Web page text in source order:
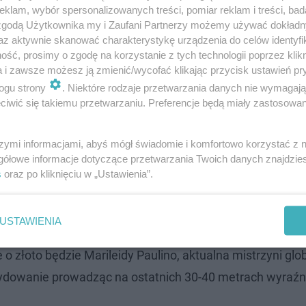
metrów?
400 metrów musi uzbroić się w cierpliwość. Nasza
w Tokio po wygranych eliminacjach pokazała
serii uzyskała czas 49,45 i wygrała półfinał. Z
plus dwie z najlepszymi czasami. O złoto
złoto będzie Marileidy Paulino, aktualna mistrzyni
prowadząc na ostatnich 30-40 metrach
wybór spersonalizowanych treści, pomiar reklam i treści,
Użytkownika my i Zaufani Partnerzy możemy używać
aktywnie skanować charakterystykę urządzenia do celów
prosimy o zgodę na korzystanie z tych technologii poprzez
i zawsze możesz ją zmienić/wycofać klikając przycisk ustawień
strony
. Niektóre rodzaje przetwarzania danych nie
się takiemu przetwarzaniu. Preferencje będą miały
informacjami, abyś mógł świadomie i komfortowo korzystać z
informacje dotyczące przetwarzania Twoich danych
oraz po kliknięciu w „Ustawienia”.
USTAWIENIA